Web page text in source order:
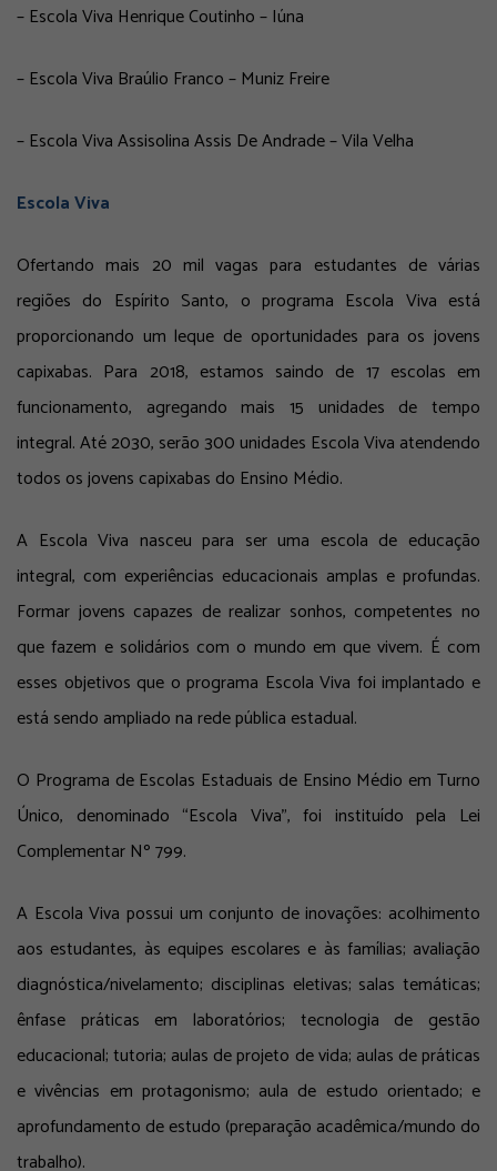
– Escola Viva Henrique Coutinho – Iúna
– Escola Viva Braúlio Franco – Muniz Freire
– Escola Viva Assisolina Assis De Andrade – Vila Velha
Escola Viva
Ofertando mais 20 mil vagas para estudantes de várias
regiões do Espírito Santo, o programa Escola Viva está
proporcionando um leque de oportunidades para os jovens
capixabas. Para 2018, estamos saindo de 17 escolas em
funcionamento, agregando mais 15 unidades de tempo
integral. Até 2030, serão 300 unidades Escola Viva atendendo
todos os jovens capixabas do Ensino Médio.
A Escola Viva nasceu para ser uma escola de educação
integral, com experiências educacionais amplas e profundas.
Formar jovens capazes de realizar sonhos, competentes no
que fazem e solidários com o mundo em que vivem. É com
esses objetivos que o programa Escola Viva foi implantado e
está sendo ampliado na rede pública estadual.
O Programa de Escolas Estaduais de Ensino Médio em Turno
Único, denominado “Escola Viva”, foi instituído pela Lei
Complementar Nº 799.
A Escola Viva possui um conjunto de inovações: acolhimento
aos estudantes, às equipes escolares e às famílias; avaliação
diagnóstica/nivelamento; disciplinas eletivas; salas temáticas;
ênfase práticas em laboratórios; tecnologia de gestão
educacional; tutoria; aulas de projeto de vida; aulas de práticas
e vivências em protagonismo; aula de estudo orientado; e
aprofundamento de estudo (preparação acadêmica/mundo do
trabalho).